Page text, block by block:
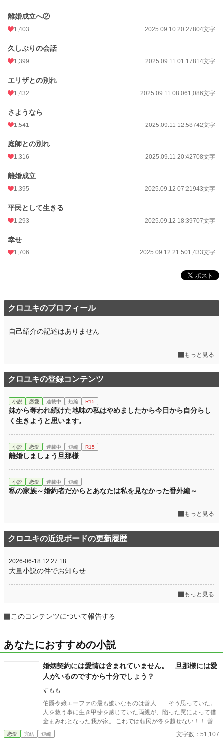
離婚成立へ②
1,403 2025.09.10 20:27804文字
久しぶりの会話
1,399 2025.09.11 01:17814文字
エリザとの別れ
1,432 2025.09.11 08:061,086文字
さようなら
1,541 2025.09.11 12:58742文字
庭師との別れ
1,316 2025.09.11 20:42708文字
離婚成立
1,395 2025.09.12 07:21943文字
平民として生きる
1,293 2025.09.12 18:39707文字
幸せ
1,706 2025.09.12 21:501,433文字
クロユキのプロフィール
自己紹介の記述はありません
もっと見る
クロユキの登録コンテンツ
小説 恋愛 連載中 短編 R15
妹から奪われ続けた地味の私はやめましたから今日から自分らし
く生きようと思います。
小説 恋愛 連載中 短編 R15
離婚しましょう旦那様
小説 恋愛 連載中 短編
私の家族～婚約者だからとあなたは私を見なかった番外編～
もっと見る
クロユキの近況ボードの更新履歴
2026-06-18 12:27:18
大量小説の件でお知らせ
もっと見る
このコンテンツについて報告する
あなたにおすすめの小説
婚姻契約には愛情は含まれていません。 旦那様には愛
人がいるのですから十分でしょう？
すもも
伯爵令嬢エーファの最も嫌いなものは善人……そう思っていた。
人を救う事に生き甲斐を感じていた両親が、陥った罠によって借
金まみれとなった我が家。 これでは領民が冬を越せない！！ 善良
で善人で、人に尽くすのが好きな両親は何の迷いもなくこう言っ
た。 『エーファ、君の結婚が決まったんだよ！！ 君が嫁ぐな
恋愛 完結 短編 文字数：51,107